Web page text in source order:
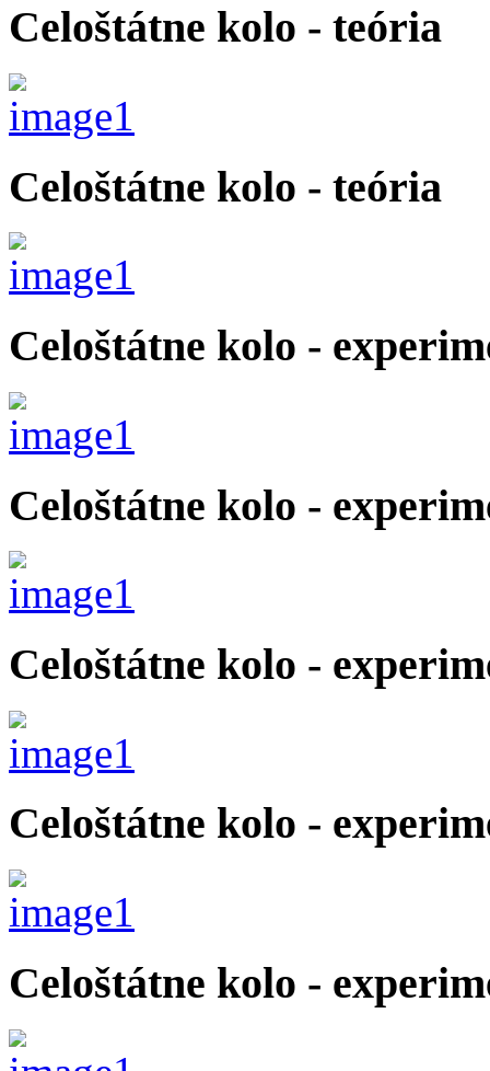
Celoštátne kolo - teória
Celoštátne kolo - teória
Celoštátne kolo -
Celoštátne kolo -
Celoštátne kolo -
Celoštátne kolo -
Celoštátne kolo -